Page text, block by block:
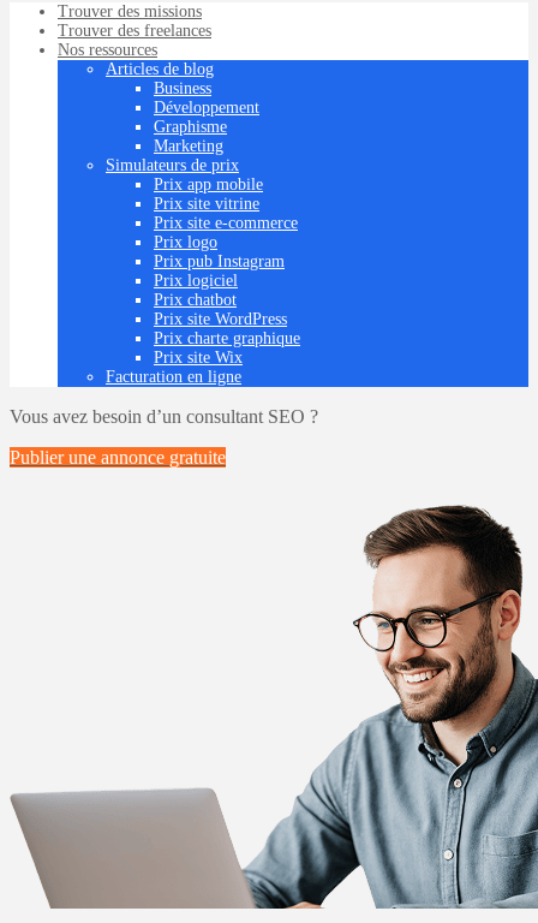
Trouver des missions
Trouver des freelances
Nos ressources
Articles de blog
Business
Développement
Graphisme
Marketing
Simulateurs de prix
Prix app mobile
Prix site vitrine
Prix site e-commerce
Prix logo
Prix pub Instagram
Prix logiciel
Prix chatbot
Prix site WordPress
Prix charte graphique
Prix site Wix
Facturation en ligne
Vous avez besoin d’un consultant SEO ?
Publier une annonce gratuite